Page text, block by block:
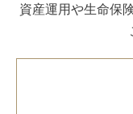
資産運用や生命保